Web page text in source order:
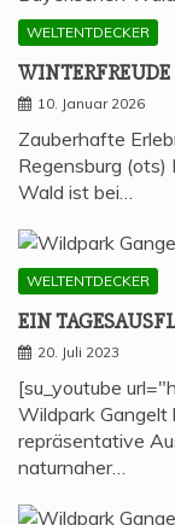
WELTENTDECKER
10. Januar 2026
Zauberhafte
Regensburg
Wald ist bei…
WELTENTDECKER
EIN
20. Juli 2023
[su_youtube
Wildpark Gangelt
repräsentative
naturnaher…